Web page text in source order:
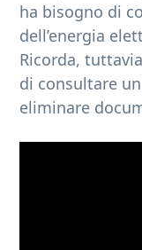
ha bisogno di
dell’energia
Ricorda,
di consultare
eliminare